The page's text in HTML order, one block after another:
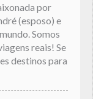
por
(esposo) e
Somos
reais! Se
destinos para